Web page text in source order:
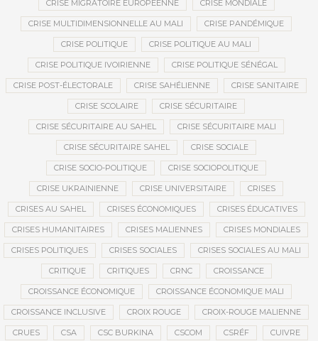
CRISE MIGRATOIRE EUROPÉENNE CRISE MONDIALE
CRISE MULTIDIMENSIONNELLE AU MALI CRISE PANDÉMIQUE
CRISE POLITIQUE CRISE POLITIQUE AU MALI
CRISE POLITIQUE IVOIRIENNE CRISE POLITIQUE SÉNÉGAL
CRISE POST-ÉLECTORALE CRISE SAHÉLIENNE CRISE SANITAIRE
CRISE SCOLAIRE CRISE SÉCURITAIRE
CRISE SÉCURITAIRE AU SAHEL CRISE SÉCURITAIRE MALI
CRISE SÉCURITAIRE SAHEL CRISE SOCIALE
CRISE SOCIO-POLITIQUE CRISE SOCIOPOLITIQUE
CRISE UKRAINIENNE CRISE UNIVERSITAIRE CRISES
CRISES AU SAHEL CRISES ÉCONOMIQUES CRISES ÉDUCATIVES
CRISES HUMANITAIRES CRISES MALIENNES CRISES MONDIALES
CRISES POLITIQUES CRISES SOCIALES CRISES SOCIALES AU MALI
CRITIQUE CRITIQUES CRNC CROISSANCE
CROISSANCE ÉCONOMIQUE CROISSANCE ÉCONOMIQUE MALI
CROISSANCE INCLUSIVE CROIX ROUGE CROIX-ROUGE MALIENNE
CRUES CSA CSC BURKINA CSCOM CSRÉF CUIVRE